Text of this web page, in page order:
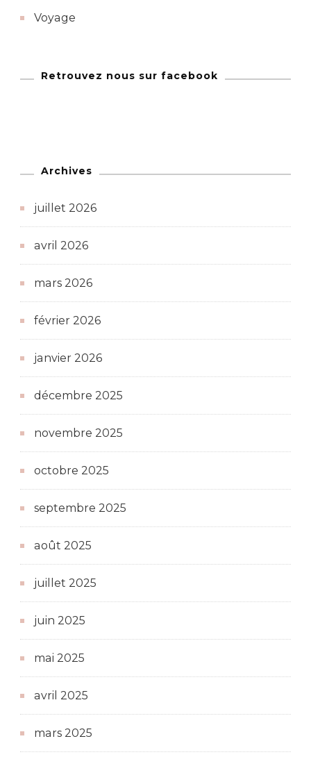
Voyage
Retrouvez nous sur facebook
Archives
juillet 2026
avril 2026
mars 2026
février 2026
janvier 2026
décembre 2025
novembre 2025
octobre 2025
septembre 2025
août 2025
juillet 2025
juin 2025
mai 2025
avril 2025
mars 2025